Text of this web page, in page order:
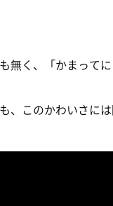
無く、「かまって
、このかわいさに